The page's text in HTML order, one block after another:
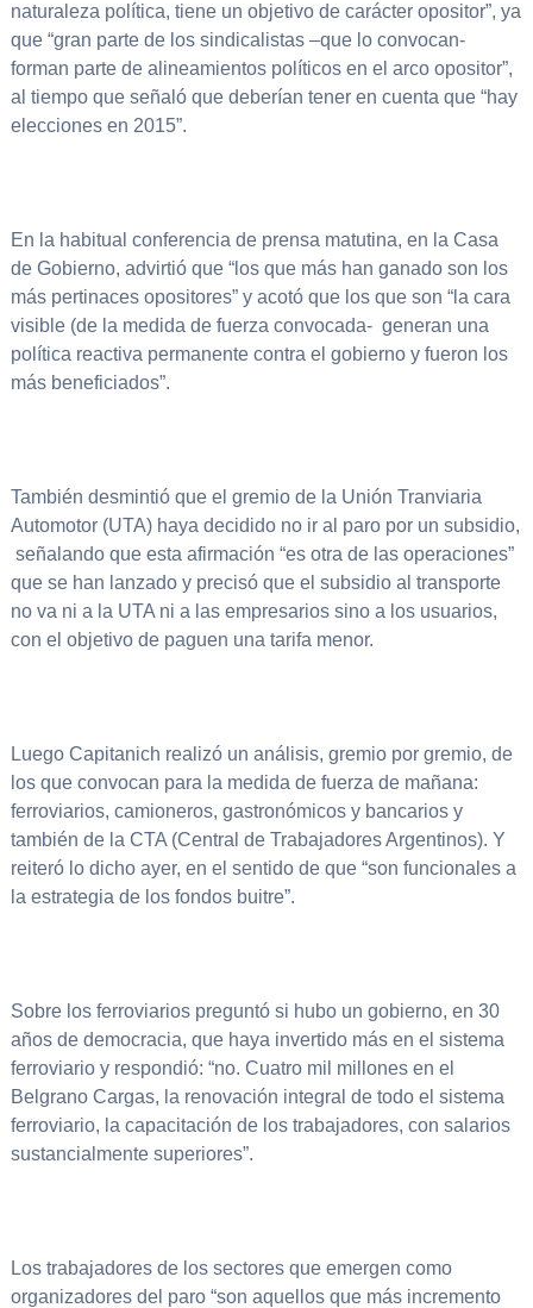
naturaleza política, tiene un objetivo de carácter opositor”, ya
que “gran parte de los sindicalistas –que lo convocan-
forman parte de alineamientos políticos en el arco opositor”,
al tiempo que señaló que deberían tener en cuenta que “hay
elecciones en 2015”.
En la habitual conferencia de prensa matutina, en la Casa
de Gobierno, advirtió que “los que más han ganado son los
más pertinaces opositores” y acotó que los que son “la cara
visible (de la medida de fuerza convocada- generan una
política reactiva permanente contra el gobierno y fueron los
más beneficiados”.
También desmintió que el gremio de la Unión Tranviaria
Automotor (UTA) haya decidido no ir al paro por un subsidio,
señalando que esta afirmación “es otra de las operaciones”
que se han lanzado y precisó que el subsidio al transporte
no va ni a la UTA ni a las empresarios sino a los usuarios,
con el objetivo de paguen una tarifa menor.
Luego Capitanich realizó un análisis, gremio por gremio, de
los que convocan para la medida de fuerza de mañana:
ferroviarios, camioneros, gastronómicos y bancarios y
también de la CTA (Central de Trabajadores Argentinos). Y
reiteró lo dicho ayer, en el sentido de que “son funcionales a
la estrategia de los fondos buitre”.
Sobre los ferroviarios preguntó si hubo un gobierno, en 30
años de democracia, que haya invertido más en el sistema
ferroviario y respondió: “no. Cuatro mil millones en el
Belgrano Cargas, la renovación integral de todo el sistema
ferroviario, la capacitación de los trabajadores, con salarios
sustancialmente superiores”.
Los trabajadores de los sectores que emergen como
organizadores del paro “son aquellos que más incremento